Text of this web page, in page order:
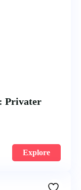
Privater
Explore